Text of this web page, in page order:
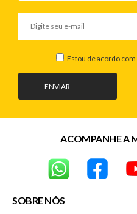
ENVIAR
Estou de acordo com
SOBRE NÓS
ACOMPANHE A